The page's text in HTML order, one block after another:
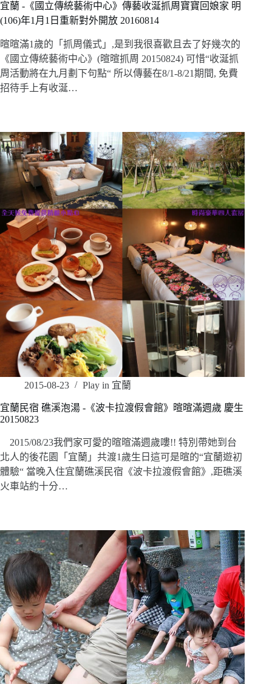
宜蘭 -《國立傳統藝術中心》傳藝收涎抓周寶寶回娘家 明
(106)年1月1日重新對外開放 20160814
暄暄滿1歲的「抓周儀式」,是到我很喜歡且去了好幾次的
《國立傳統藝術中心》(暄暄抓周 20150824) 可惜“收涎抓
周活動將在九月劃下句點“ 所以傳藝在8/1-8/21期間, 免費
招待手上有收涎…
2015-08-23 Play in 宜蘭
宜蘭民宿 礁溪泡湯 -《波卡拉渡假會館》暄暄滿週歲 慶生
20150823
2015/08/23我們家可愛的暄暄滿週歲嘍!! 特別帶她到台
北人的後花園「宜蘭」共渡1歲生日這可是暄的“宜蘭遊初
體驗“ 當晚入住宜蘭礁溪民宿《波卡拉渡假會館》,距礁溪
火車站約十分…